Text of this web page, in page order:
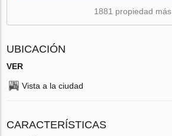
1881 propiedad más
UBICACIÓN
VER
Vista a la ciudad
CARACTERÍSTICAS